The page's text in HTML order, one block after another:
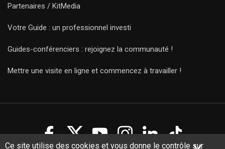
Ce site utilise des cookies et vous donne le contrôle sur
Partenaires / KitMedia
Votre Guide : un professionnel investi
Guides-conférenciers : rejoignez la communauté !
Mettre une visite en ligne et commencez à travailler !